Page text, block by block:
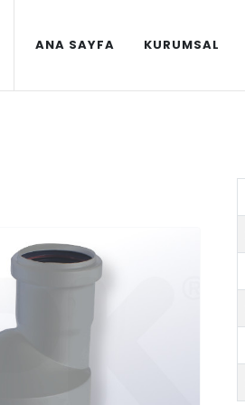
ANA SAYFA KURUMSAL